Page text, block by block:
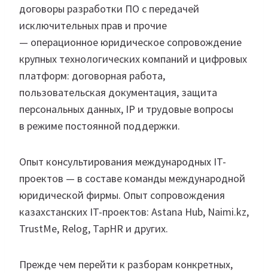
договоры разработки ПО с передачей
исключительных прав и прочие
— операционное юридическое сопровождение
крупных технологических компаний и цифровых
платформ: договорная работа,
пользовательская документация, защита
персональных данных, IP и трудовые вопросы
в режиме постоянной поддержки.
Опыт консультирования международных IT-
проектов — в составе команды международной
юридической фирмы. Опыт сопровождения
казахстанских IT-проектов: Astana Hub, Naimi.kz,
TrustMe, Relog, TapHR и других.
Прежде чем перейти к разборам конкретных,